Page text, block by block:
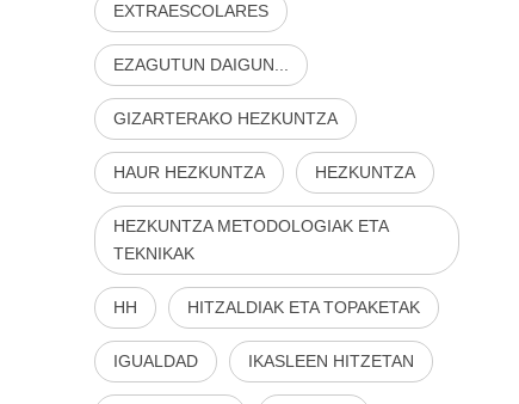
EXTRAESCOLARES
EZAGUTUN DAIGUN...
GIZARTERAKO HEZKUNTZA
HAUR HEZKUNTZA HEZKUNTZA
HEZKUNTZA METODOLOGIAK ETA
TEKNIKAK
HH HITZALDIAK ETA TOPAKETAK
IGUALDAD IKASLEEN HITZETAN